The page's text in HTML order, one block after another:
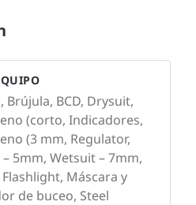
Brújula, BCD, Drysuit,
(corto, Indicadores,
(3 mm, Regulator,
5mm, Wetsuit – 7mm,
Máscara y
de buceo, Steel